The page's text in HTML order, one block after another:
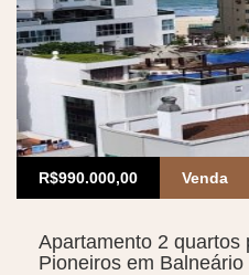
R$990.000,00 Venda
Apartamento 2 quartos
Pioneiros em Balneário